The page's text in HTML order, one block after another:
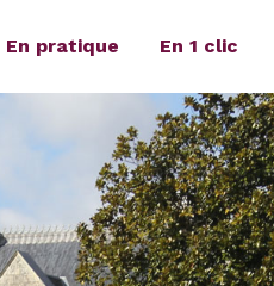
En pratique En 1 clic